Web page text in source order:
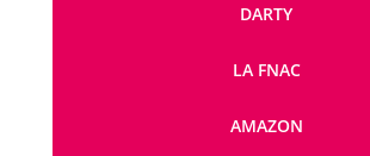
DARTY
LA FNAC
AMAZON